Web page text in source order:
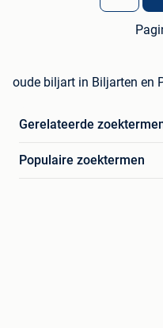
oude biljart in Biljarten en
Gerelateerde
Populaire zoektermen